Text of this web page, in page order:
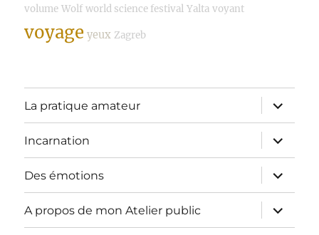
volume Wolf world science festival Yalta voyant
voyage yeux Zagreb
La pratique amateur
ouvrir
le
sous-
menu
Incarnation
ouvrir
le
sous-
menu
Des émotions
ouvrir
le
sous-
menu
A propos de mon Atelier public
ouvrir
le
sous-